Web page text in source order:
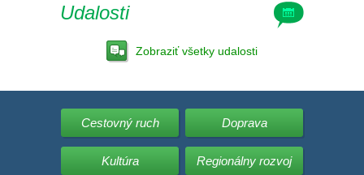
Udalosti
Zobraziť všetky udalosti
Cestovný ruch Doprava
Kultúra Regionálny rozvoj